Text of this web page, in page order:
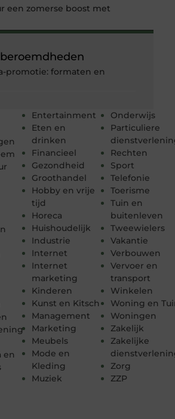
een zomerse boost met
en
Entertainment
Eten en
drinken
Financieel
Gezondheid
Groothandel
Hobby en vrije
tijd
Horeca
Huishoudelijk
Industrie
Internet
Internet
marketing
Kinderen
Kunst en Kitsch
Management
Marketing
Meubels
Mode en
Kleding
Muziek
Onderwijs
Particuliere
Rechten
Sport
Telefonie
Toerisme
Tuin en
buitenleven
Tweewielers
Vakantie
Verbouwen
Vervoer en
transport
Winkelen
Woning en
Woningen
Zakelijk
Zakelijke
Zorg
ZZP
promotie: formaten en